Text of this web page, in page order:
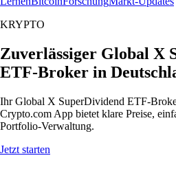
KRYPTO
Zuverlässiger Global X
ETF-Broker in
Ihr Global X SuperDividend ETF-
Crypto.com App bietet klare Preise,
Portfolio-Verwaltung.
Jetzt starten